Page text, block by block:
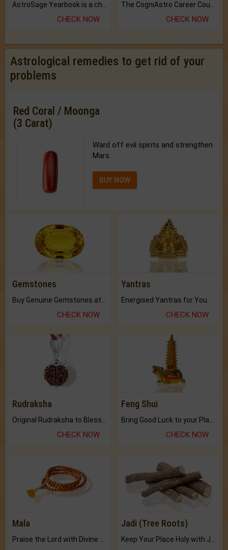
CHECK NOW CHECK NOW
Astrological remedies to get rid of your
problems
Red Coral / Moonga
(3 Carat)
Ward off evil spirits and strengthen
Mars.
BUY NOW
Gemstones
CHECK NOW
Yantras
Energised Yantras for You.
CHECK NOW
Rudraksha
CHECK NOW
Feng Shui
CHECK NOW
Mala
Praise the Lord with Divine Energies of Mala.
Jadi (Tree Roots)
Keep Your Place Holy with Jadi.